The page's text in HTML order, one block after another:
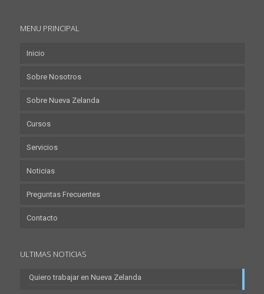
MENU PRINCIPAL
Inicio
Sobre Nosotros
Sobre Nueva Zelanda
Cursos
Servicios
Noticias
Preguntas Frecuentes
Contacto
ULTIMAS NOTICIAS
Quiero trabajar en Nueva Zelanda